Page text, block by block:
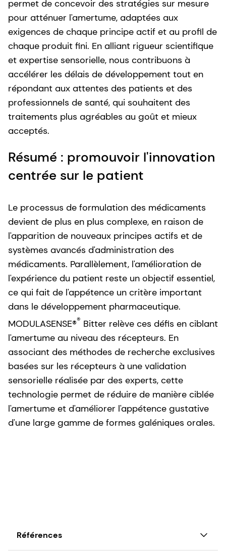
permet de concevoir des stratégies sur mesure
pour atténuer l'amertume, adaptées aux
exigences de chaque principe actif et au profil de
chaque produit fini. En alliant rigueur scientifique
et expertise sensorielle, nous contribuons à
accélérer les délais de développement tout en
répondant aux attentes des patients et des
professionnels de santé, qui souhaitent des
traitements plus agréables au goût et mieux
acceptés.
Résumé : promouvoir l'innovation
centrée sur le patient
Le processus de formulation des médicaments
devient de plus en plus complexe, en raison de
l'apparition de nouveaux principes actifs et de
systèmes avancés d'administration des
médicaments. Parallèlement, l'amélioration de
l'expérience du patient reste un objectif essentiel,
ce qui fait de l'appétence un critère important
dans le développement pharmaceutique.
MODULASENSE®® Bitter relève ces défis en ciblant
l'amertume au niveau des récepteurs. En
associant des méthodes de recherche exclusives
basées sur les récepteurs à une validation
sensorielle réalisée par des experts, cette
technologie permet de réduire de manière ciblée
l'amertume et d'améliorer l'appétence gustative
d'une large gamme de formes galéniques orales.
Références